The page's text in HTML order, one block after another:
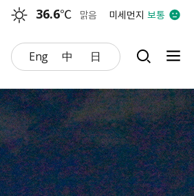
36.6℃ 맑음 미세먼지 보통
Eng 中 日